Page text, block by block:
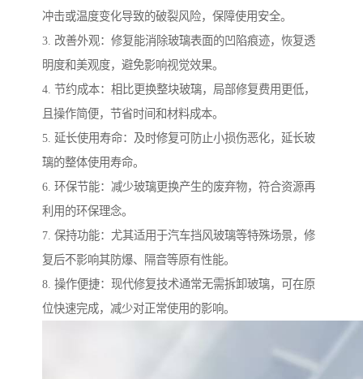
冲击或温度变化导致的破裂风险，保障使用安全。
3. 改善外观：修复能消除玻璃表面的凹陷痕迹，恢复透
明度和美观度，避免影响视觉效果。
4. 节约成本：相比更换整块玻璃，局部修复费用更低，
且操作简便，节省时间和材料成本。
5. 延长使用寿命：及时修复可防止小损伤恶化，延长玻
璃的整体使用寿命。
6. 环保节能：减少玻璃更换产生的废弃物，符合资源再
利用的环保理念。
7. 保持功能：尤其适用于汽车挡风玻璃等特殊场景，修
复后不影响其防爆、隔音等原有性能。
8. 操作便捷：现代修复技术通常无需拆卸玻璃，可在原
位快速完成，减少对正常使用的影响。